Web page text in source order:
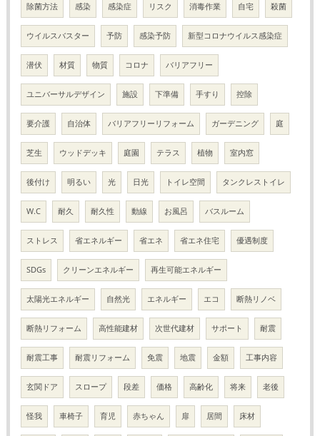
除菌方法 感染 感染症 リスク 消毒作業 自宅 殺菌
ウイルスバスター 予防 感染予防 新型コロナウイルス感染症
潜伏 材質 物質 コロナ バリアフリー
ユニバーサルデザイン 施設 下準備 手すり 控除
要介護 自治体 バリアフリーリフォーム ガーデニング 庭
芝生 ウッドデッキ 庭園 テラス 植物 室内窓
後付け 明るい 光 日光 トイレ空間 タンクレストイレ
W.C 耐久 耐久性 動線 お風呂 バスルーム
ストレス 省エネルギー 省エネ 省エネ住宅 優遇制度
SDGs クリーンエネルギー 再生可能エネルギー
太陽光エネルギー 自然光 エネルギー エコ 断熱リノベ
断熱リフォーム 高性能建材 次世代建材 サポート 耐震
耐震工事 耐震リフォーム 免震 地震 金額 工事内容
玄関ドア スロープ 段差 価格 高齢化 将来 老後
怪我 車椅子 育児 赤ちゃん 扉 居間 床材